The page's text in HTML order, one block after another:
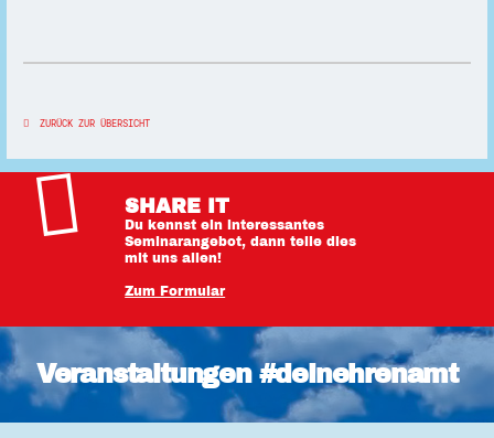
ZURÜCK ZUR ÜBERSICHT
SHARE IT
Du kennst ein interessantes
Seminarangebot, dann teile dies
mit uns allen!
Zum Formular
Veranstaltungen #deinehrenamt